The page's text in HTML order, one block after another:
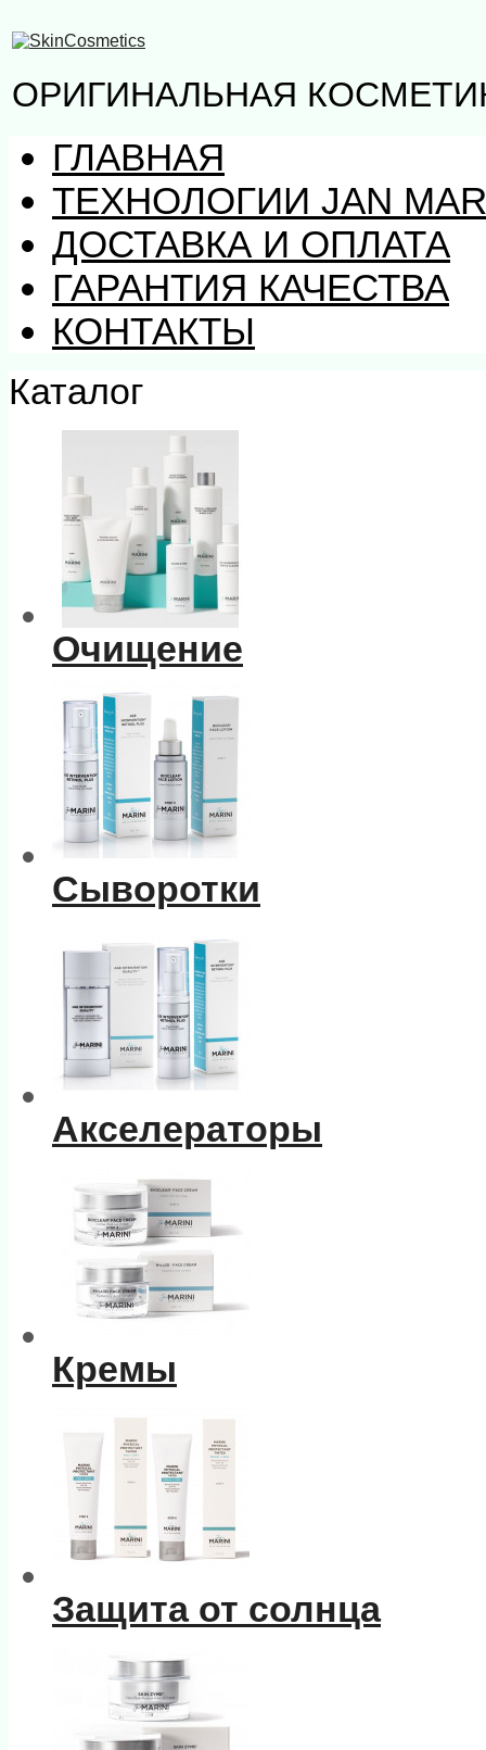
ОРИГИНАЛЬНАЯ
ГЛАВНАЯ
ТЕХНОЛОГИИ JAN
ДОСТАВКА И ОПЛАТА
ГАРАНТИЯ КАЧЕСТВА
КОНТАКТЫ
Каталог
Очищение
Сыворотки
Акселераторы
Кремы
Защита от солнца